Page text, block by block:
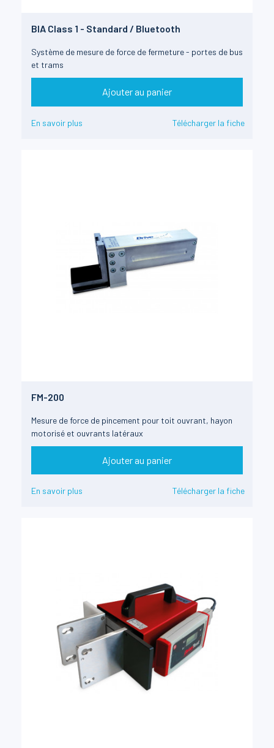
BIA Class 1 - Standard / Bluetooth
Système de mesure de force de fermeture - portes de bus
et trams
Ajouter au panier
En savoir plus Télécharger la fiche
FM-200
Mesure de force de pincement pour toit ouvrant, hayon
motorisé et ouvrants latéraux
Ajouter au panier
En savoir plus Télécharger la fiche